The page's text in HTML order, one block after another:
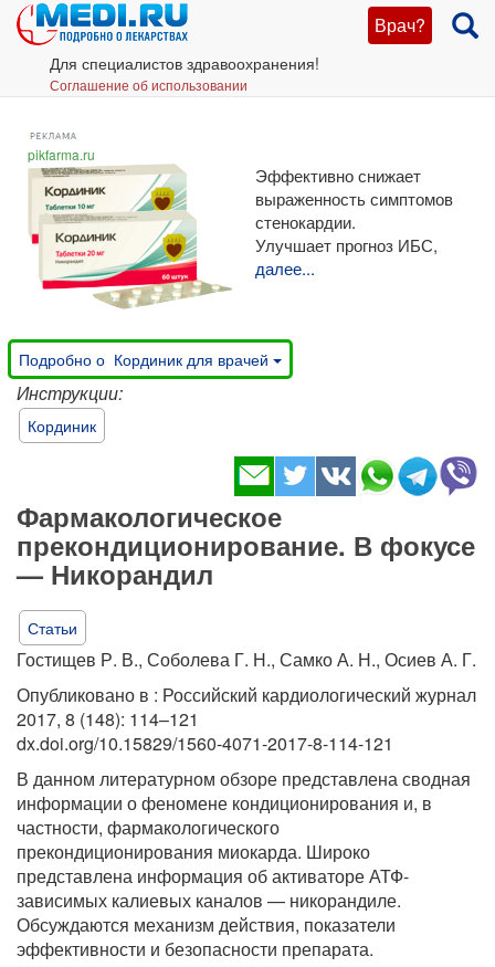
Врач?
Для специалистов здравоохранения!
Соглашение об использовании
pikfarma.ru
Эффективно снижает
выраженность симптомов
стенокардии.
Улучшает прогноз ИБС,
далее...
Подробно о Кординик для врачей
Инструкции:
Кординик
Фармакологическое
прекондиционирование. В фокусе
— Никорандил
Статьи
Гостищев Р. В., Соболева Г. Н., Самко А. Н., Осиев А. Г.
Опубликовано в : Российский кардиологический журнал
2017, 8 (148): 114–121
dx.doi.org/10.15829/1560-4071-2017-8-114-121
В данном литературном обзоре представлена сводная
информации о феномене кондиционирования и, в
частности, фармакологического
прекондиционирования миокарда. Широко
представлена информация об активаторе АТФ-
зависимых калиевых каналов — никорандиле.
Обсуждаются механизм действия, показатели
эффективности и безопасности препарата.